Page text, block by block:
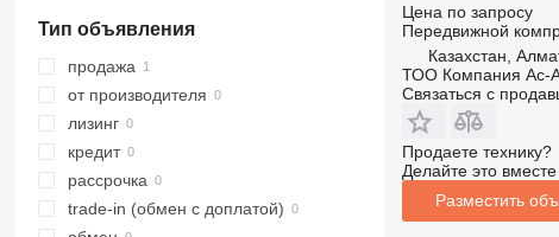
Тип объявления
продажа
от производителя
лизинг
кредит
рассрочка
trade-in (обмен с доплатой)
Цена по запросу
Передвижной
Казахстан,
ТОО Компания Ас-
Связаться с
Продаете технику?
Делайте это
Разместить